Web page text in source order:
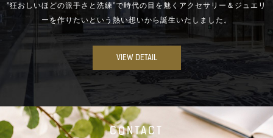
”狂おしいほどの派手さと洗練”で時代の目を魅くアクセサリー＆ジュエリ
ーを作りたいという熱い想いから誕生いたしました。
VIEW DETAIL
CONTACT